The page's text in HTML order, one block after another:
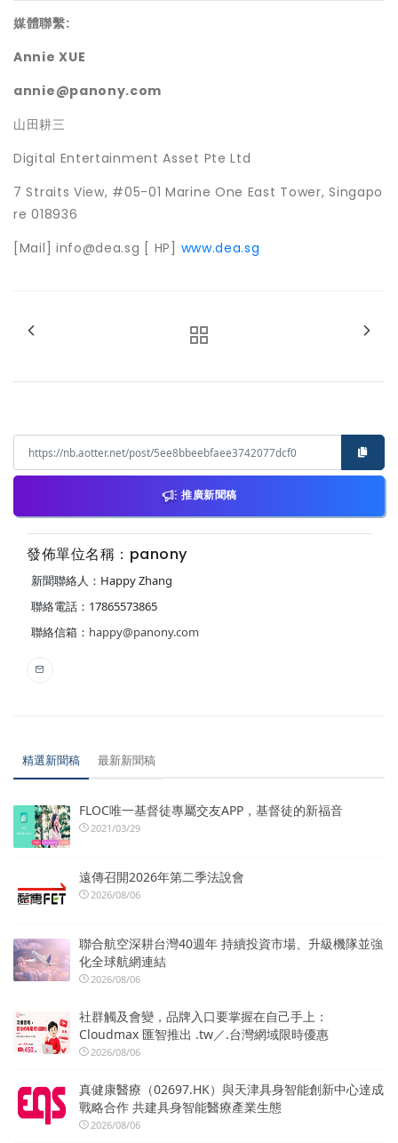
媒體聯繫:
Annie XUE
annie@panony.com
山田耕三
Digital Entertainment Asset Pte Ltd
7 Straits View, #05-01 Marine One East Tower, Singapo
re 018936
[Mail] info@dea.sg [ HP] www.dea.sg
推廣新聞稿
發佈單位名稱：panony
新聞聯絡人：Happy Zhang
聯絡電話：17865573865
聯絡信箱： happy@panony.com
精選新聞稿 最新新聞稿
FLOC唯一基督徒專屬交友APP，基督徒的新福音
2021/03/29
遠傳召開2026年第二季法說會
2026/08/06
聯合航空深耕台灣40週年 持續投資市場、升級機隊並強
化全球航網連結
2026/08/06
社群觸及會變，品牌入口要掌握在自己手上：
Cloudmax 匯智推出 .tw／.台灣網域限時優惠
2026/08/06
真健康醫療（02697.HK）與天津具身智能創新中心達成
戰略合作 共建具身智能醫療產業生態
2026/08/06